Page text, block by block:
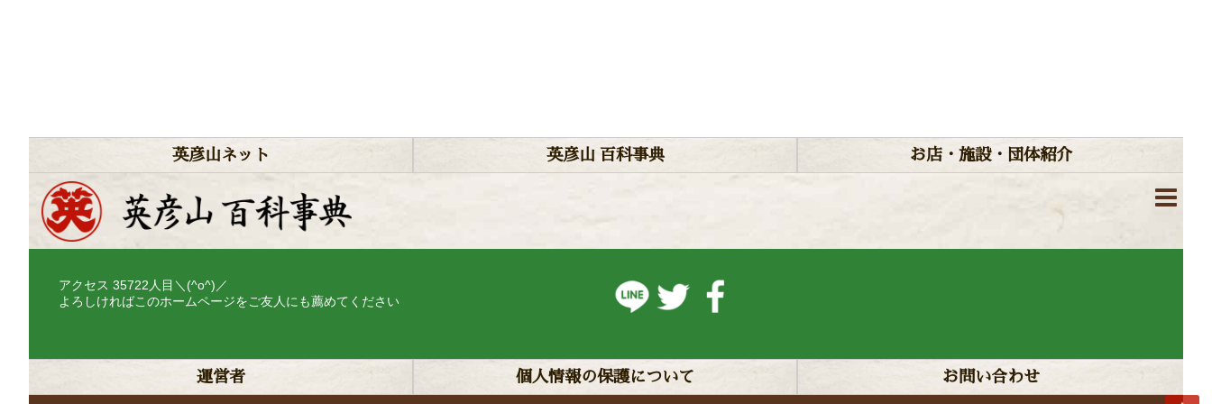
英彦山ネット 英彦山 百科事典 お店・施設・団体紹介
アクセス 35722人目＼(^o^)／
よろしければこのホームページをご友人にも薦めてください
運営者 個人情報の保護について お問い合わせ